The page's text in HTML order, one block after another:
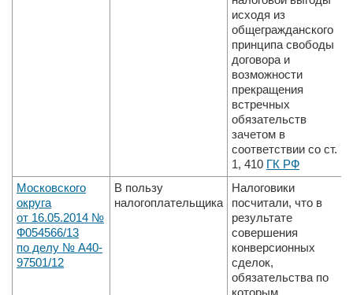
исходя из
общегражданского
принципа свободы
до­говора и
возможности
прекращения
встречных
обязательств
зачетом в
соответствии со ст.
1, 410 ГК РФ
Московского
округа
от 16.05.2014 №
Ф05­4566/13
по делу № А40­
97501/12
В пользу
налогоплательщика
Налоговики
посчитали, что в
результате
совершения
конверсионных
сделок,
обязательства по